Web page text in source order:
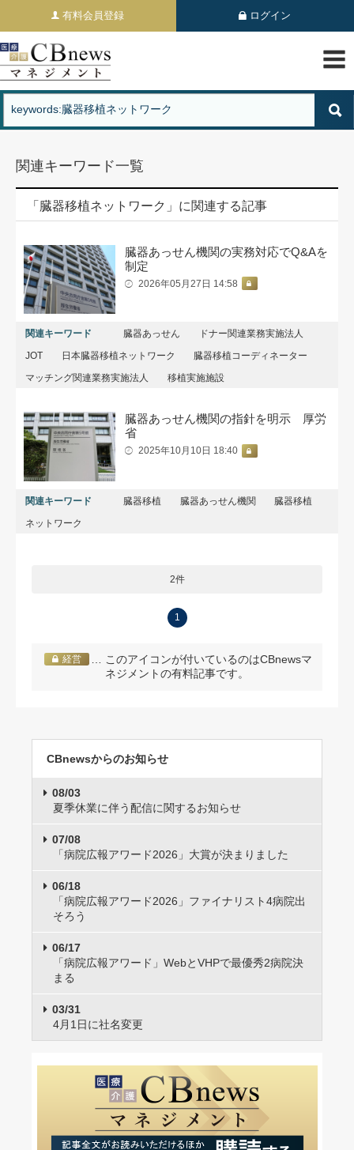
有料会員登録 ログイン
関連キーワード一覧
「臓器移植ネットワーク」に関連する記事
臓器あっせん機関の実務対応でQ&Aを
制定
2026年05月27日 14:58
関連キーワード 臓器あっせん
ドナー関連業務実施法人
JOT
日本臓器移植ネットワーク
臓器移植コーディネーター
マッチング関連業務実施法人
移植実施施設
臓器あっせん機関の指針を明示 厚労
省
2025年10月10日 18:40
関連キーワード 臓器移植 臓器あっせん機関
臓器移植
ネットワーク
2件
1
経営
… このアイコンが付いているのはCBnewsマ
ネジメントの有料記事です。
CBnewsからのお知らせ
08/03
夏季休業に伴う配信に関するお知らせ
07/08
「病院広報アワード2026」大賞が決まりました
06/18
「病院広報アワード2026」ファイナリスト4病院出
そろう
06/17
「病院広報アワード」WebとVHPで最優秀2病院決
まる
03/31
4月1日に社名変更